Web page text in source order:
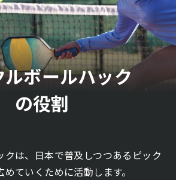
ボールハック
の役割
クは、日本で普及しつつあるピック
ていくために活動します。